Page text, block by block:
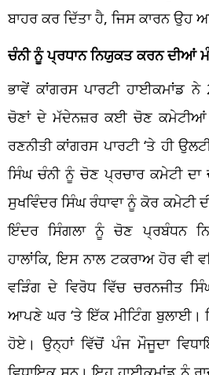
ਬਾਹਰ ਕਰ ਦਿੱਤਾ ਹੈ, ਜਿਸ ਕਾਰਨ ਉਹ
ਚੰਨੀ ਨੂੰ ਪ੍ਰਧਾਨ ਨਿਯੁਕਤ ਕਰਨ ਦੀਆਂ
ਭਾਵੇਂ ਕਾਂਗਰਸ ਪਾਰਟੀ ਹਾਈਕਮਾਂਡ ਨੇ
ਚੋਣਾਂ ਦੇ ਮੱਦੇਨਜ਼ਰ ਕਈ ਚੋਣ
ਰਣਨੀਤੀ ਕਾਂਗਰਸ ਪਾਰਟੀ ‘ਤੇ ਹੀ
ਸਿੰਘ ਚੰਨੀ ਨੂੰ ਚੋਣ ਪ੍ਰਚਾਰ ਕਮੇਟੀ ਦਾ
ਸੁਖਵਿੰਦਰ ਸਿੰਘ ਰੰਧਾਵਾ ਨੂੰ ਕੋਰ ਕਮੇਟੀ
ਇੰਦਰ ਸਿੰਗਲਾ ਨੂੰ ਚੋਣ ਪ੍ਰਬੰਧਨ
ਹਾਲਾਂਕਿ, ਇਸ ਨਾਲ ਟਕਰਾਅ ਹੋਰ ਵੀ
ਵੜਿੰਗ ਦੇ ਵਿਰੋਧ ਵਿੱਚ ਚਰਨਜੀਤ
ਆਪਣੇ ਘਰ ‘ਤੇ ਇੱਕ ਮੀਟਿੰਗ ਬੁਲਾਈ।
ਹੋਏ। ਉਨ੍ਹਾਂ ਵਿੱਚੋਂ ਪੰਜ ਮੌਜੂਦਾ